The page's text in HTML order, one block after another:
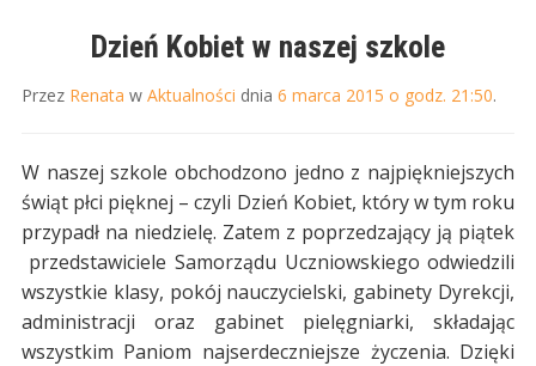
Dzień Kobiet w naszej szkole
Przez Renata w Aktualności dnia 6 marca 2015 o godz. 21:50.
W naszej szkole obchodzono jedno z najpiękniejszych
świąt płci pięknej – czyli Dzień Kobiet, który w tym roku
przypadł na niedzielę. Zatem z poprzedzający ją piątek
przedstawiciele Samorządu Uczniowskiego odwiedzili
wszystkie klasy, pokój nauczycielski, gabinety Dyrekcji,
administracji oraz gabinet pielęgniarki, składając
wszystkim Paniom najserdeczniejsze życzenia. Dzięki